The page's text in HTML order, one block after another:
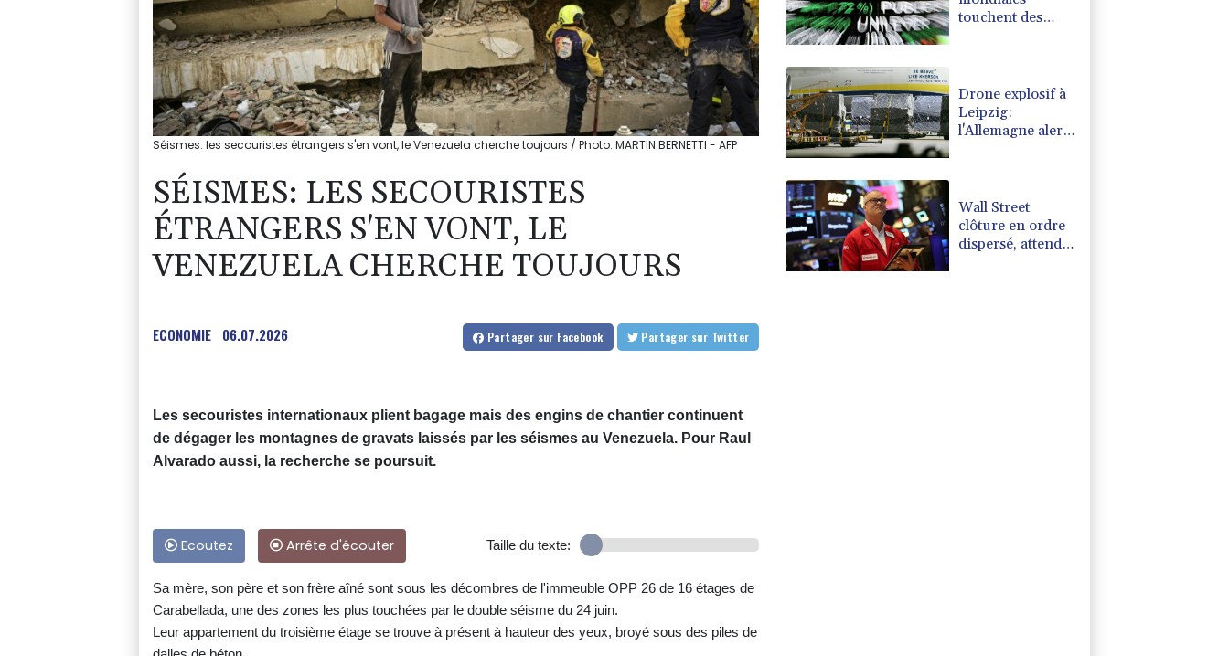
Séismes: les secouristes étrangers s'en vont, le Venezuela cherche toujours / Photo: MARTIN BERNETTI - AFP
SÉISMES: LES SECOURISTES
ÉTRANGERS S'EN VONT, LE
VENEZUELA CHERCHE TOUJOURS
ECONOMIE 06.07.2026 Partager sur Facebook Partager sur Twitter
Les secouristes internationaux plient bagage mais des engins de chantier continuent
de dégager les montagnes de gravats laissés par les séismes au Venezuela. Pour Raul
Alvarado aussi, la recherche se poursuit.
Ecoutez Arrête d'écouter Taille du texte:
Sa mère, son père et son frère aîné sont sous les décombres de l'immeuble OPP 26 de 16 étages de
Carabellada, une des zones les plus touchées par le double séisme du 24 juin.
Leur appartement du troisième étage se trouve à présent à hauteur des yeux, broyé sous des piles de
touchent des
Drone explosif à
Leipzig:
l'Allemagne alerte
Wall Street
clôture en ordre
dispersé, attend